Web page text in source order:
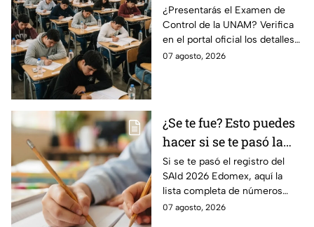
examen de control?
¿Presentarás el Examen de
Control de la UNAM? Verifica
en el portal oficial los detalles
de tu cita y los puntajes
07 agosto, 2026
¿Se te fue? Esto puedes
hacer si se te pasó la
fecha de preinscripción
SAID Edomex 2026
Si se te pasó el registro del
SAId 2026 Edomex, aquí la
lista completa de números
telefónicos y correos de
07 agosto, 2026